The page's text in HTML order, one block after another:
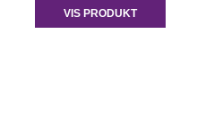
VIS PRODUKT